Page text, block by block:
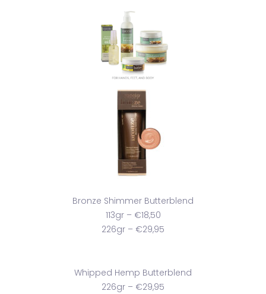
Bronze Shimmer Butterblend
113gr – €18,50
226gr – €29,95
Whipped Hemp Butterblend
226gr – €29,95